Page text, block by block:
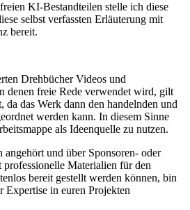
KI-Bestandteilen stelle ich diese
selbst verfassten Erläuterung mit
bereit.
Drehbücher Videos und
denen freie Rede verwendet wird, gilt
da das Werk dann den handelnden und
werden kann. In diesem Sinne
als Ideenquelle zu nutzen.
und über Sponsoren- oder
Materialien für den
bereit gestellt werden können, bin
Expertise in euren Projekten